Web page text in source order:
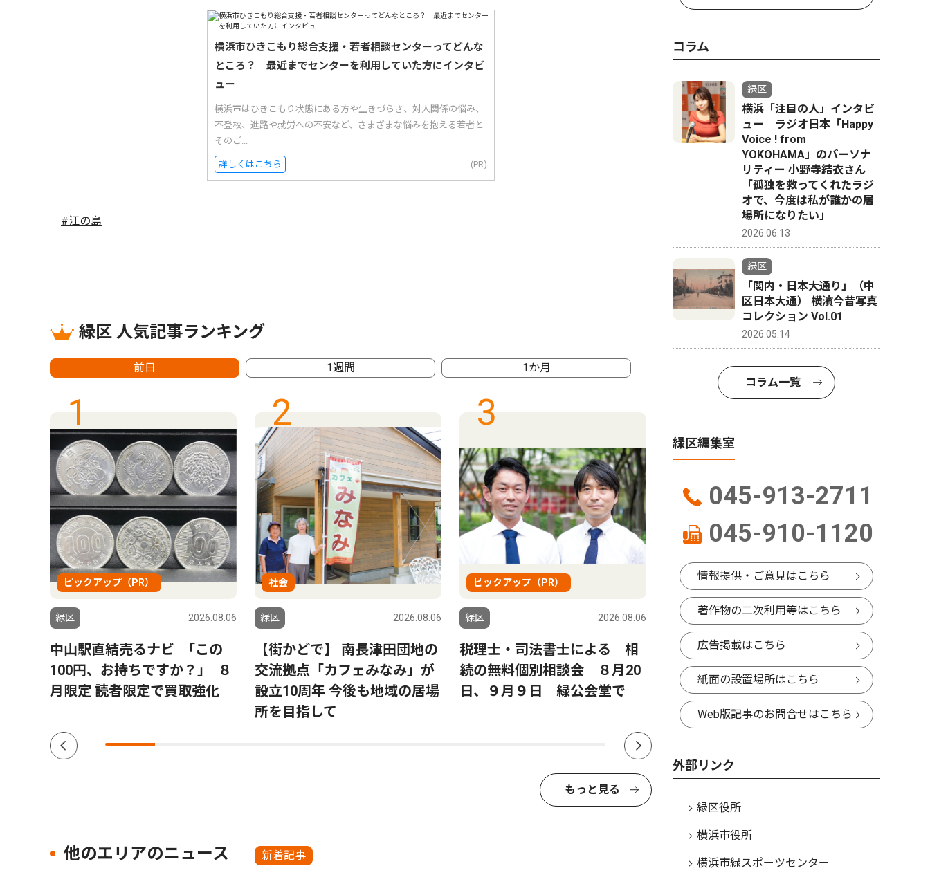
横浜市ひきこもり総合支援・若者相談センターってどんな
ところ？ 最近までセンターを利用していた方にインタビ
ュー
横浜市はひきこもり状態にある方や生きづらさ、対人関係の悩み、
不登校、進路や就労への不安など、さまざまな悩みを抱える若者と
そのご...
詳しくはこちら (PR)
#江の島
緑区 人気記事ランキング
前日 1週間 1か月
1
ピックアップ（PR）
緑区 2026.08.06
中山駅直結売るナビ ｢この
100円、お持ちですか？｣ ８
月限定 読者限定で買取強化
2
社会
緑区 2026.08.06
【街かどで】 南長津田団地の
交流拠点「カフェみなみ」が
設立10周年 今後も地域の居場
所を目指して
3
ピックアップ（PR）
緑区 2026.08.06
税理士・司法書士による 相
続の無料個別相談会 ８月20
日、９月９日 緑公会堂で
人物風土記
緑区 2026.08.06
8月22日に緑公会堂で開催さ
れる「よこはまみらいフェ
ス」を企画した 二宮 明さ
ん 中山在住 48歳
霧が丘
落語会
トーク」
もっと見る
他のエリアのニュース 新着記事
コラム
緑区
横浜「注目の人」インタビ
ュー ラジオ日本「Happy
Voice ! from
YOKOHAMA」のパーソナ
リティー 小野寺結衣さん
「孤独を救ってくれたラジ
オで、今度は私が誰かの居
場所になりたい」
2026.06.13
緑区
「関内・日本大通り」（中
区日本大通） 横濱今昔写真
コレクション Vol.01
2026.05.14
コラム一覧
緑区編集室
045-913-2711
045-910-1120
情報提供・ご意見はこちら
著作物の二次利用等はこちら
広告掲載はこちら
紙面の設置場所はこちら
Web版記事のお問合せはこちら
外部リンク
緑区役所
横浜市役所
横浜市緑スポーツセンター